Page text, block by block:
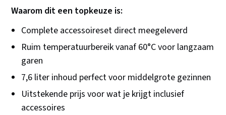
Waarom dit een topkeuze is:
Complete accessoireset direct meegeleverd
Ruim temperatuurbereik vanaf 60°C voor langzaam
garen
7,6 liter inhoud perfect voor middelgrote gezinnen
Uitstekende prijs voor wat je krijgt inclusief
accessoires